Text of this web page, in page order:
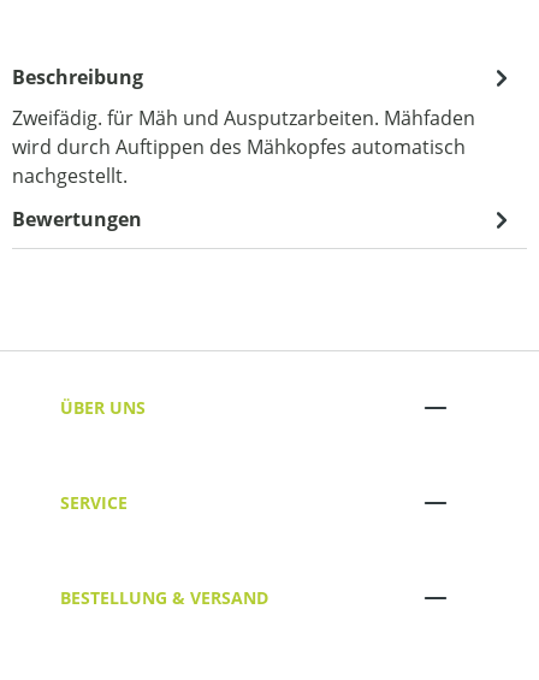
Beschreibung
Zweifädig. für Mäh und Ausputzarbeiten. Mähfaden
wird durch Auftippen des Mähkopfes automatisch
nachgestellt.
Bewertungen
ÜBER UNS
SERVICE
BESTELLUNG & VERSAND